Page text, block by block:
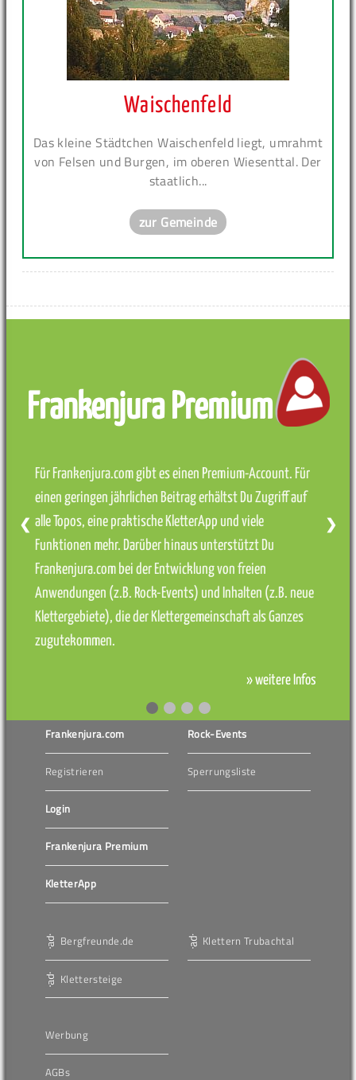
Waischenfeld
Das kleine Städtchen Waischenfeld liegt, umrahmt
von Felsen und Burgen, im oberen Wiesenttal. Der
staatlich...
zur Gemeinde
Frankenjura Premium
Für Frankenjura.com gibt es einen Premium-Account. Für
einen geringen jährlichen Beitrag erhältst Du Zugriff auf
alle Topos, eine praktische KletterApp und viele
Funktionen mehr. Darüber hinaus unterstützt Du
Frankenjura.com bei der Entwicklung von freien
Anwendungen (z.B. Rock-Events) und Inhalten (z.B. neue
Klettergebiete), die der Klettergemeinschaft als Ganzes
zugutekommen.
» weitere Infos
❮ ❯
Frankenjura.com
Registrieren
Login
Frankenjura Premium
KletterApp
Rock-Events
Sperrungsliste
Bergfreunde.de
Klettersteige
Klettern Trubachtal
Werbung
AGBs